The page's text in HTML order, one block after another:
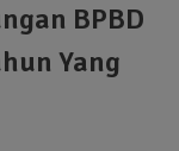
BPBD
Yang